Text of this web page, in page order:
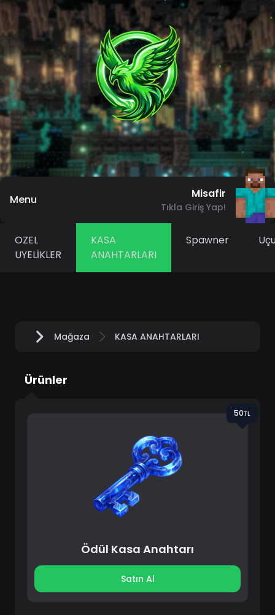
Menu Misafir
Tıkla Giriş Yap!
OZEL
UYELİKLER
KASA
ANAHTARLARI
Spawner
AnasayfaMağaza KASA ANAHTARLARI
Ürünler
50ᴛʟ
Ödül Kasa Anahtarı
Satın Al